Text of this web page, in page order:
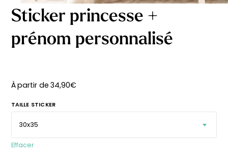
Sticker princesse +
prénom personnalisé
À partir de34,90€
TAILLE STICKER
Effacer